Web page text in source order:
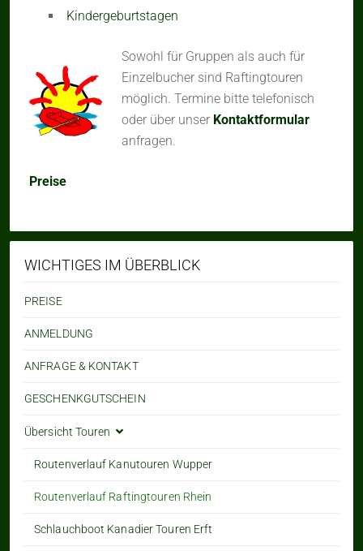
Kindergeburtstagen
Sowohl für Gruppen als auch für
Einzelbucher sind Raftingtouren
möglich. Termine bitte telefonisch
oder über unser Kontaktformular
anfragen.
Preise
WICHTIGES IM ÜBERBLICK
PREISE
ANMELDUNG
ANFRAGE & KONTAKT
GESCHENKGUTSCHEIN
Übersicht Touren
Routenverlauf Kanutouren Wupper
Routenverlauf Raftingtouren Rhein
Schlauchboot Kanadier Touren Erft